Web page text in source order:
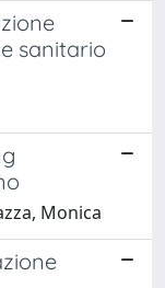
sanitario
Monica